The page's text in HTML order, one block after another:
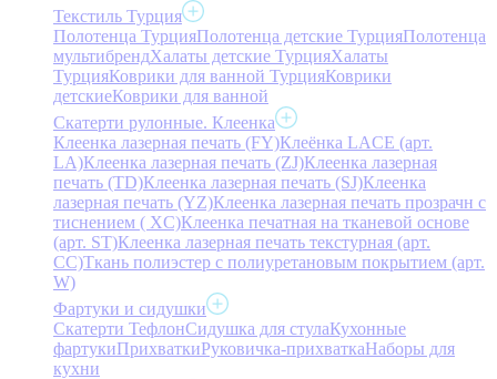
Текстиль Турция
Полотенца ТурцияПолотенца детские ТурцияПолотенца
мультибрендХалаты детские ТурцияХалаты
ТурцияКоврики для ванной ТурцияКоврики
детскиеКоврики для ванной
Скатерти рулонные. Клеенка
Клеенка лазерная печать (FY)Клеёнка LACE (арт.
LA)Клеенка лазерная печать (ZJ)Клеенка лазерная
печать (TD)Клеенка лазерная печать (SJ)Клеенка
лазерная печать (YZ)Клеенка лазерная печать прозрачн с
тиснением ( XC)Клеенка печатная на тканевой основе
(арт. ST)Клеенка лазерная печать текстурная (арт.
CC)Ткань полиэстер с полиуретановым покрытием (арт.
W)
Фартуки и сидушки
Скатерти ТефлонСидушка для стулаКухонные
фартукиПрихваткиРуковичка-прихваткаНаборы для
кухни